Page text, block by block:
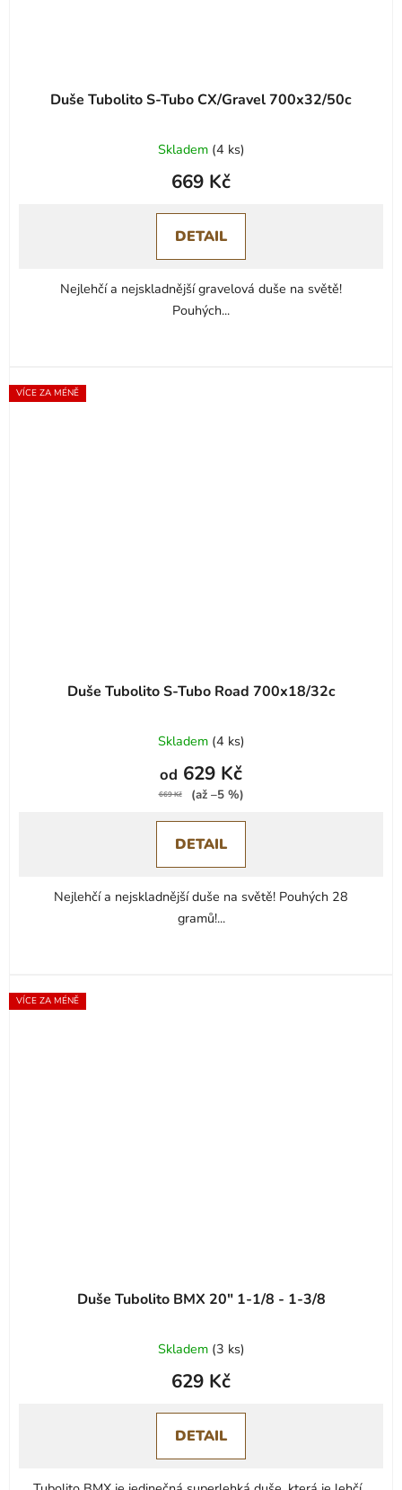
Duše Tubolito S-Tubo CX/Gravel 700x32/50c
Skladem (4 ks)
669 Kč
DETAIL
Nejlehčí a nejskladnější gravelová duše na světě!
Pouhých...
VÍCE ZA MÉNĚ
Duše Tubolito S-Tubo Road 700x18/32c
Skladem (4 ks)
od 629 Kč
669 Kč (až –5 %)
DETAIL
Nejlehčí a nejskladnější duše na světě! Pouhých 28
gramů!...
VÍCE ZA MÉNĚ
Duše Tubolito BMX 20" 1-1/8 - 1-3/8
Skladem (3 ks)
629 Kč
DETAIL